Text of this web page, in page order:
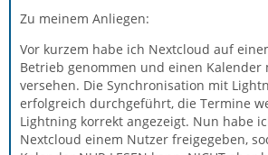
Zu meinem Anliegen:
Vor kurzem habe ich Nextcloud auf
Betrieb genommen und einen Kalender
versehen. Die Synchronisation mit
erfolgreich durchgeführt, die Termine
Lightning korrekt angezeigt. Nun habe
Nextcloud einem Nutzer freigegeben,